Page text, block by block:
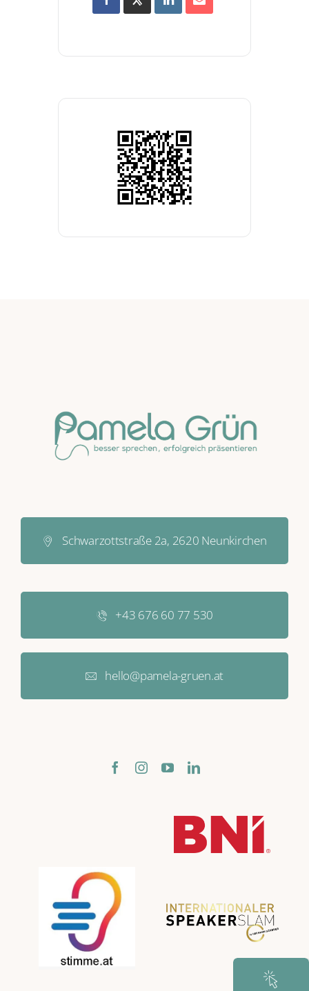
Schwarzottstraße 2a, 2620 Neunkirchen
+43 676 60 77 530
hello@pamela-gruen.at